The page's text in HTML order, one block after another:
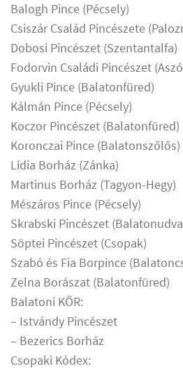
Balogh Pince (Pécsely)
Csiszár Család Pincészete
Dobosi Pincészet (Szentantalfa)
Fodorvin Családi Pincészet
Gyukli Pince (Balatonfüred)
Kálmán Pince (Pécsely)
Koczor Pincészet (Balatonfüred)
Koronczai Pince (Balatonszőlős)
Lídia Borház (Zánka)
Martinus Borház (Tagyon-Hegy)
Mészáros Pince (Pécsely)
Skrabski Pincészet
Söptei Pincészet (Csopak)
Szabó és Fia Borpince
Zelna Borászat (Balatonfüred)
Balatoni KÖR:
– Istvándy Pincészet
– Bezerics Borház
Csopaki Kódex: